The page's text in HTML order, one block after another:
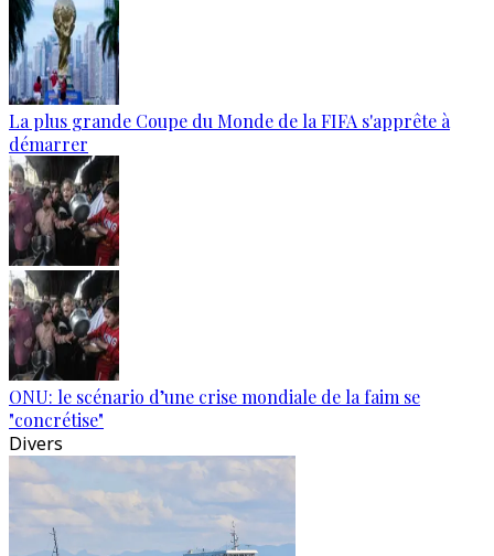
La plus grande Coupe du Monde de la FIFA s'apprête à
démarrer
ONU: le scénario d’une crise mondiale de la faim se
"concrétise"
Divers